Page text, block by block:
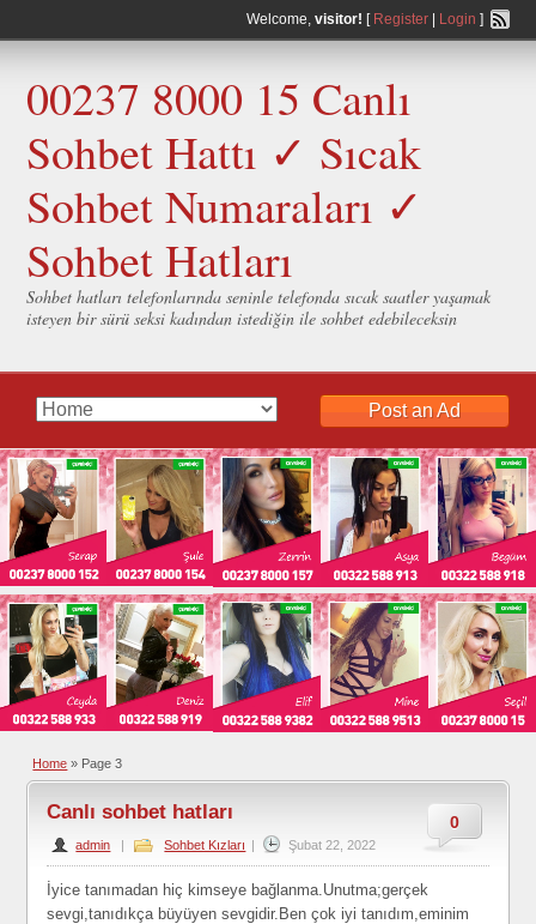
Welcome, visitor! [ Register| Login ]
00237 8000 15 Canlı
Sohbet Hattı ✓ Sıcak
Sohbet Numaraları ✓
Sohbet Hatları
Sohbet hatları telefonlarında seninle telefonda sıcak saatler yaşamak
isteyen bir sürü seksi kadından istediğin ile sohbet edebileceksin
Post an Ad
Home » Page 3
0
Canlı sohbet hatları
admin | Sohbet Kızları | Şubat 22, 2022
İyice tanımadan hiç kimseye bağlanma.Unutma;gerçek
sevgi,tanıdıkça büyüyen sevgidir.Ben çok iyi tanıdım,eminim